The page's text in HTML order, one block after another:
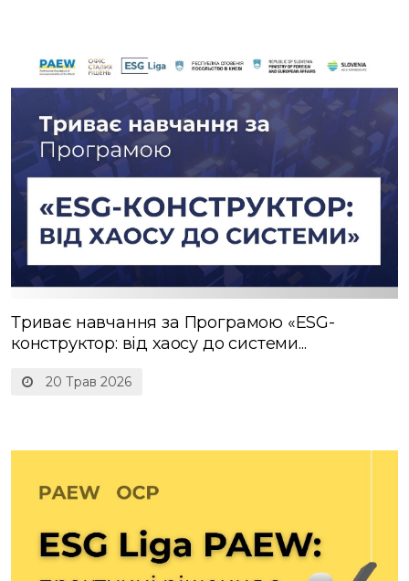
20 Трав 2026
Триває навчання за Програмою «ESG-
конструктор: від хаосу до системи...